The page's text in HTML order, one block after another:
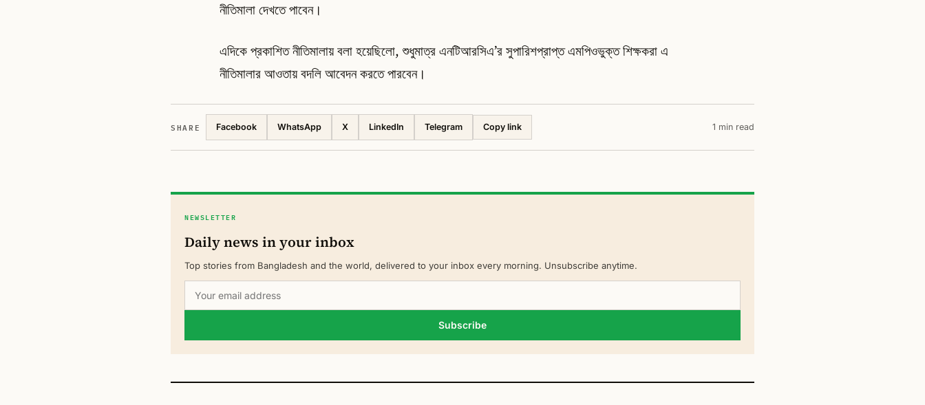
নীতিমালা দেখতে পাবেন।
এদিকে প্রকাশিত নীতিমালায় বলা হয়েছিলো, শুধুমাত্র এনটিআরসিএ’র সুপারিশপ্রাপ্ত এমপিওভুক্ত শিক্ষকরা এ
নীতিমালার আওতায় বদলি আবেদন করতে পারবেন।
SHARE Facebook WhatsApp X LinkedIn Telegram Copy link 1 min read
NEWSLETTER
Daily news in your inbox
Top stories from Bangladesh and the world, delivered to your inbox every morning. Unsubscribe anytime.
Subscribe